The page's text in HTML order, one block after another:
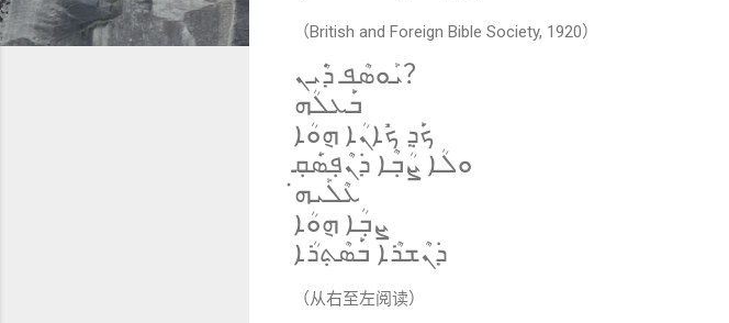
（British and Foreign Bible Society, 1920）
ܝܰܘܣܶܦ ܕ݁ܶܝܢ？
ܒ݁ܰܥܠܳܗ
ܟ݁ܰܕ݂ ܟ݁ܺܐܢܳܐ ܗ݈ܘܳܐ
ܘܠܳܐ ܨܳܒ݂ܶܐ ܕ݁ܢܶܦ݂ܣ݁ܰܩ݂
ܥܶܠܰܝܗ̇
ܨܒ݂ܳܐ ܗ݈ܘܳܐ
ܕ݁ܢܶܫܪܶܐ ܒ݁ܰܣܶܬ݂ܪܳܐ
（从右至左阅读）